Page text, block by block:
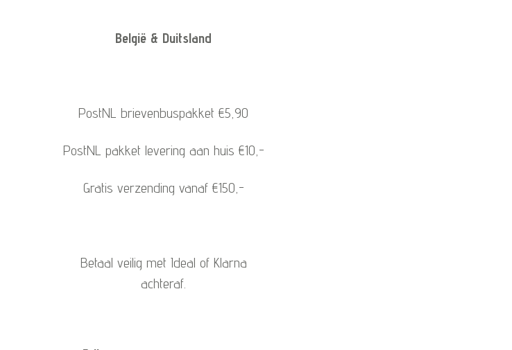
België & Duitsland
PostNL brievenbuspakket €5,90
PostNL pakket levering aan huis €10,-
Gratis verzending vanaf €150,-
Betaal veilig met Ideal of Klarna
achteraf.